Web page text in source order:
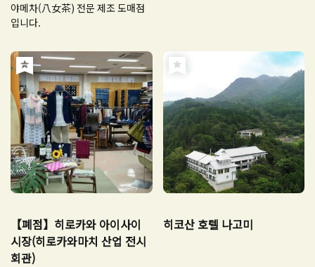
야메차(八女茶) 전문 제조 도매점
입니다.
【폐점】히로카와 아이사이
시장(히로카와마치 산업 전시
회관)
히코산 호텔 나고미